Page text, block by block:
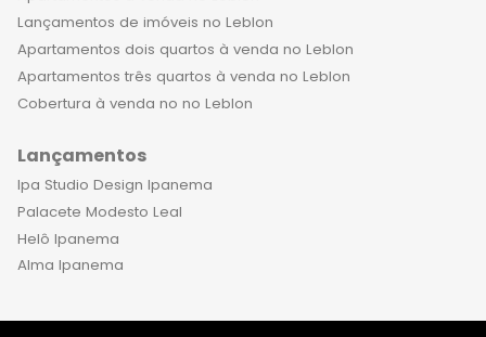
Lançamentos de imóveis no Leblon
Apartamentos dois quartos à venda no Leblon
Apartamentos três quartos à venda no Leblon
Cobertura à venda no no Leblon
Lançamentos
Ipa Studio Design Ipanema
Palacete Modesto Leal
Helô Ipanema
Alma Ipanema